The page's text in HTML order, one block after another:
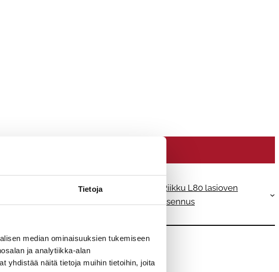
Tietoja
median ominaisuuksien tukemiseen
ja analytiikka-alan
yhdistää näitä tietoja muihin tietoihin, joita
pystypuitteettoman lasituksen
Riikku L80 lasioven
asennus